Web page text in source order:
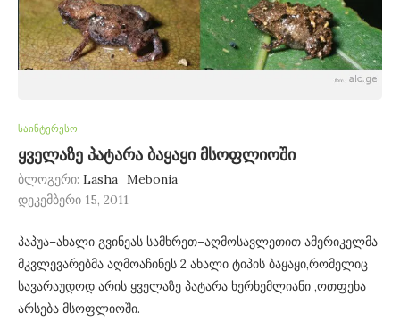
საინტერესო
ყველაზე პატარა ბაყაყი მსოფლიოში
ბლოგერი: Lasha_Mebonia
დეკემბერი 15, 2011
პაპუა–ახალი გვინეას სამხრეთ–აღმოსავლეთით ამერიკელმა
მკვლევარებმა აღმოაჩინეს 2 ახალი ტიპის ბაყაყი,რომელიც
სავარაუდოდ არის ყველაზე პატარა ხერხემლიანი ,ოთფეხა
არსება მსოფლიოში.